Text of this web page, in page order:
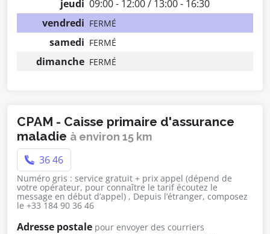
jeudi 09:00 - 12:00 / 13:00 - 16:30
vendredi FERMÉ
samedi FERMÉ
dimanche FERMÉ
CPAM - Caisse primaire d'assurance
maladie à environ 15 km
36 46
Numéro gris : service gratuit + prix appel (dépend de
votre opérateur, pour connaître le tarif écoutez le
message en début d’appel) , Depuis l’étranger, composez
le +33 184 90 36 46
Adresse postale pour envoyer des courriers